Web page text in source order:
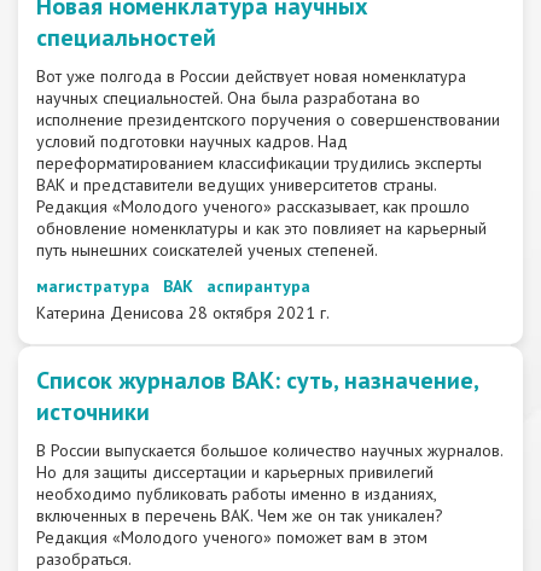
специальностей
Вот уже полгода в России действует новая номенклатура
научных специальностей. Она была разработана во
исполнение президентского поручения о совершенствовании
условий подготовки научных кадров. Над
переформатированием классификации трудились эксперты
ВАК и представители ведущих университетов страны.
Редакция «Молодого ученого» рассказывает, как прошло
обновление номенклатуры и как это повлияет на карьерный
путь нынешних соискателей ученых степеней.
магистратура
ВАК
аспирантура
Катерина Денисова 28 октября 2021 г.
Список журналов ВАК: суть, назначение,
источники
В России выпускается большое количество научных журналов.
Но для защиты диссертации и карьерных привилегий
необходимо публиковать работы именно в изданиях,
включенных в перечень ВАК. Чем же он так уникален?
Редакция «Молодого ученого» поможет вам в этом
разобраться.